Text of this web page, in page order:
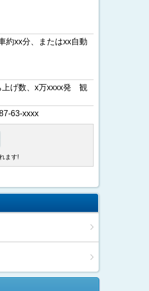
約xx分、またはxx自動
げ数、x万xxxx発 観
63-xxxx
ます!